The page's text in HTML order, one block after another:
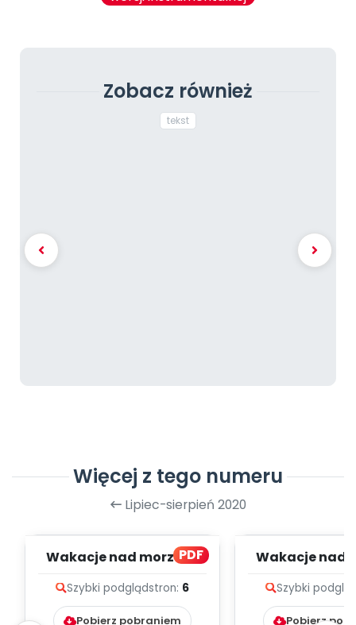
Zobacz również
tekst
Więcej z tego numeru
Lipiec-sierpień 2020
PDF
Wakacje nad morzem,
Szybki podglądstron: 6
Pobierz pobraniem
Wakacje nad
Szybki
Pobierz